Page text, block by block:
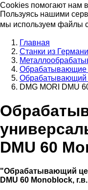
Cookies помогают нам
Пользуясь нашими
мы используем файлы
Главная
Станки из
Обрабатывающие
Обрабатывающий
DMG MORI DMU
DMU 60
"Обрабатывающий
DMU 60 Monoblock,